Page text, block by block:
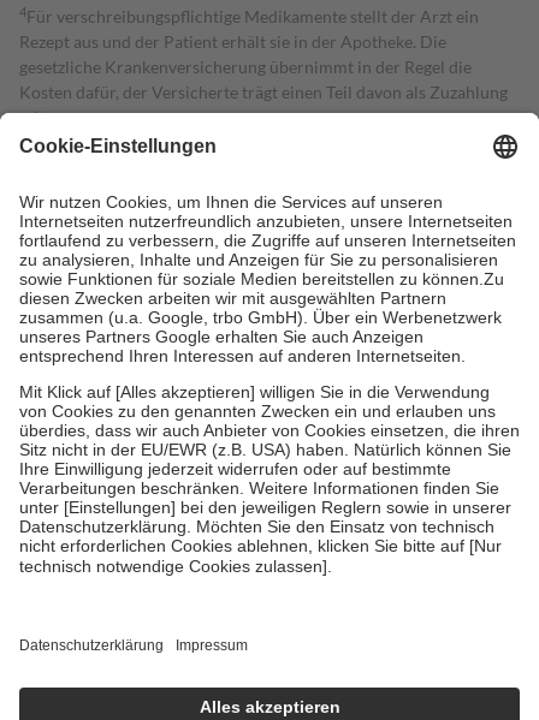
4Für verschreibungspflichtige Medikamente stellt der Arzt ein
Rezept aus und der Patient erhält sie in der Apotheke. Die
gesetzliche Krankenversicherung übernimmt in der Regel die
Kosten dafür, der Versicherte trägt einen Teil davon als Zuzahlung
mit.
Grundsätzlich leisten Mitglieder Zuzahlungen in Höhe von zehn
höchstens zehn Euro.
Es sind jedoch nie mehr als die tatsächlichen
Kosten der Leistung zu entrichten.
Diese Regeln gelten grundsätzlich auch für Online-Apotheken.
Bei Heilmitteln und häuslicher Krankenpflege beträgt die
Zuzahlung zehn Prozent der Kosten sowie zehn Euro je
Verordnung.
Um das Engagement der Versicherten für ihre eigene Gesundheit zu
stärken und die besondere Stellung der Familie zu unterstützen,
fallenkeine Zuzahlungenan bei:
• Kindern und Jugendlichen bis zum vollendeten 18. Lebensjahr
mit Ausnahme der Fahrkosten
• Untersuchungen zur Vorsorge und Früherkennung, die von der
GKV getragen werden
• empfohlenen Schutzimpfungen
• Harn- und Blutteststreifen
getroffen, um sicherzustellen, dass es sich um echte Bewertungen
https://help.etrusted.com/hc/de/articles/4419944605341